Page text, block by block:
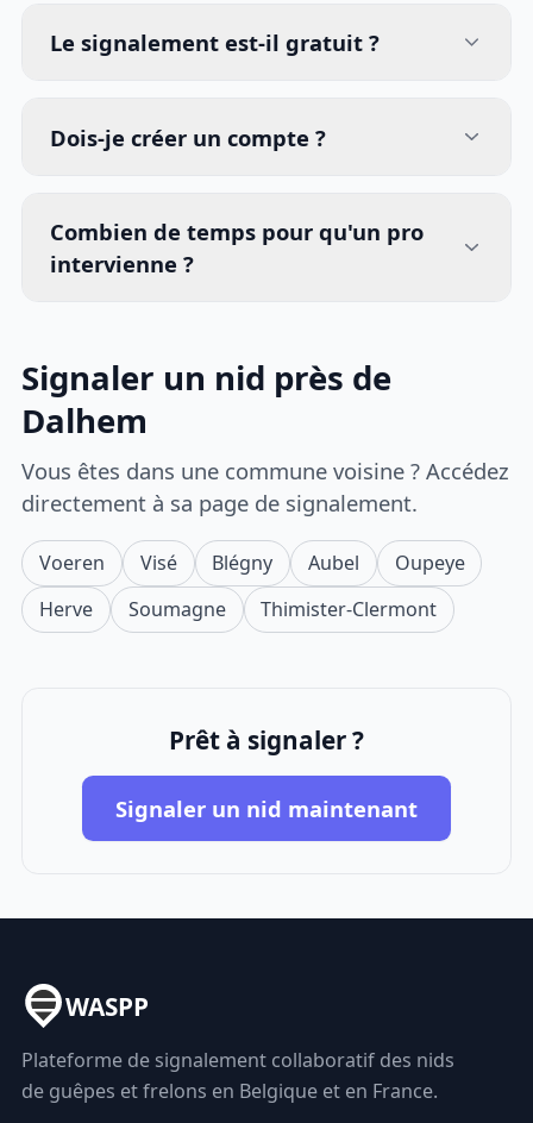
Le signalement est-il gratuit ?
Dois-je créer un compte ?
Combien de temps pour qu'un pro
intervienne ?
Signaler un nid près de
Dalhem
Vous êtes dans une commune voisine ? Accédez
directement à sa page de signalement.
Voeren Visé Blégny Aubel
Oupeye
Herve
Soumagne Thimister-Clermont
Prêt à signaler ?
Signaler un nid maintenant
WASPP
Plateforme de signalement collaboratif des nids
de guêpes et frelons en Belgique et en France.